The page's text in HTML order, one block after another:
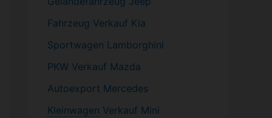
Fahrzeug Verkauf Kia
Sportwagen Lamborghini
PKW Verkauf Mazda
Autoexport Mercedes
Kleinwagen Verkauf Mini